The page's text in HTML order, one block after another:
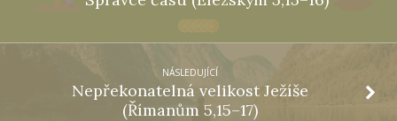
NÁSLEDUJÍCÍ
Nepřekonatelná velikost Ježíše
(Římanům 5,15–17)